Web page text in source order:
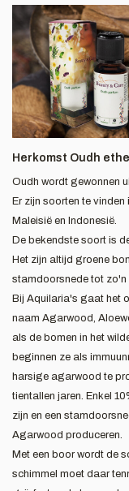
Herkomst Oudh
Oudh wordt gewonnen
Er zijn soorten te
Maleisië en Indonesië.
De bekendste soort is
Het zijn altijd groene
stamdoorsnede tot zo'n
Bij Aquilaria's gaat het
naam Agarwood,
als de bomen in het
beginnen ze als
harsige agarwood te
tientallen jaren. Enkel
zijn en een
Agarwood produceren.
Met een boor wordt de
schimmel moet daar